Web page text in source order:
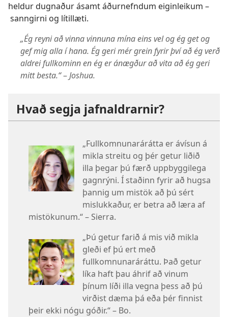
heldur dugnaður ásamt áðurnefndum eiginleikum –
sanngirni og lítillæti.
„Ég reyni að vinna vinnuna mína eins vel og ég get og
gef mig alla í hana. Ég geri mér grein fyrir því að ég verð
aldrei fullkominn en ég er ánægður að vita að ég geri
mitt besta.“–Joshua.
Hvað segja jafnaldrarnir?
„Fullkomnunarárátta er ávísun á
mikla streitu og þér getur liðið
illa þegar þú færð uppbyggilega
gagnrýni. Í staðinn fyrir að hugsa
þannig um mistök að þú sért
mislukkaður, er betra að læra af
mistökunum.“ – Sierra.
„Þú getur farið á mis við mikla
gleði ef þú ert með
fullkomnunaráráttu. Það getur
líka haft þau áhrif að vinum
þínum líði illa vegna þess að þú
virðist dæma þá eða þér finnist
þeir ekki nógu góðir.“ – Bo.